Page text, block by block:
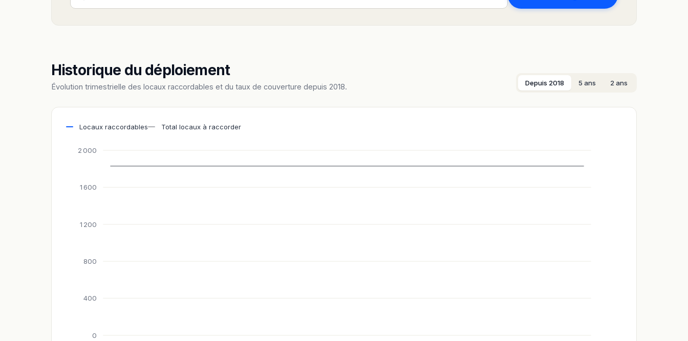
Historique du déploiement
Évolution trimestrielle des locaux raccordables et du taux de couverture depuis 2018. Depuis 2018 5 ans 2 ans
Locaux raccordables Total locaux à raccorder
0
400
800
1 200
1 600
2 000